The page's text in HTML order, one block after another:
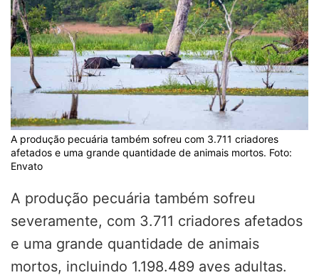
A produção pecuária também sofreu com 3.711 criadores
afetados e uma grande quantidade de animais mortos. Foto:
Envato
A produção pecuária também sofreu
severamente, com 3.711 criadores afetados
e uma grande quantidade de animais
mortos, incluindo 1.198.489 aves adultas.